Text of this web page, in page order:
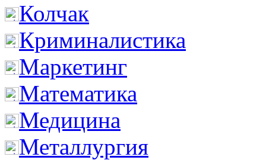
Колчак
Криминалистика
Маркетинг
Математика
Медицина
Металлургия